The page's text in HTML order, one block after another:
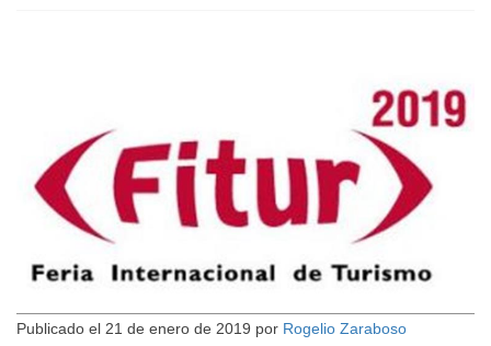
Publicado el 21 de enero de 2019 por Rogelio Zaraboso